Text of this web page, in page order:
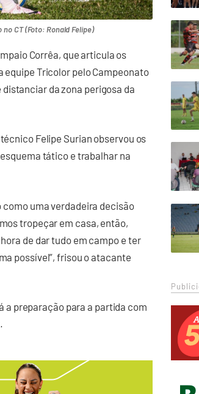
CT (Foto: Ronald Felipe)
Corrêa, que articula os
equipe Tricolor pelo Campeonato
da zona perigosa da
Felipe Surian observou os
tático e trabalhar na
uma verdadeira decisão
tropeçar em casa, então,
de dar tudo em campo e ter
possível”, frisou o atacante
preparação para a partida com